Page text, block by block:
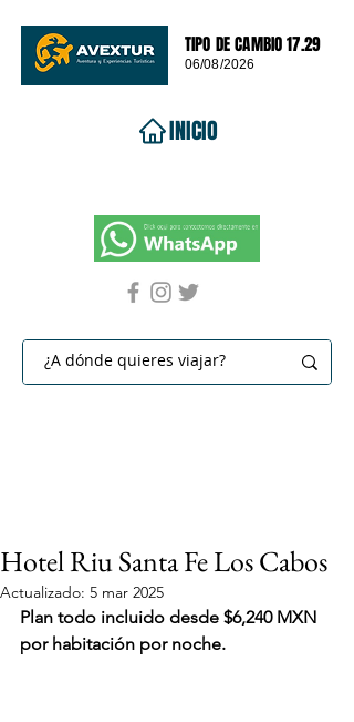
TIPO DE CAMBIO 17.29
06/08/2026
INICIO
Hotel Riu Santa Fe Los Cabos
Actualizado: 5 mar 2025
Plan todo incluido desde $6,240 MXN
por habitación por noche.